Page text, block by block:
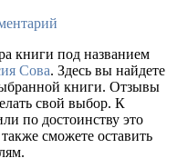
книги под названием
Сова. Здесь вы найдете
книги. Отзывы
свой выбор. К
по достоинству это
сможете оставить